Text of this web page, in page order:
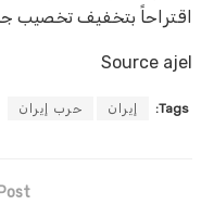
اقتراحاً بتخفيف تخصيب
Source ajel
Tags: إيران حرب إيران